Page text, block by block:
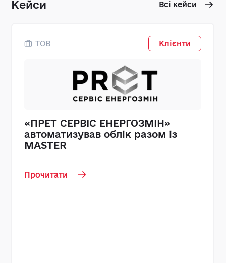
Кейси Всі кейси
ТОВ Клієнти
«ПРЕТ СЕРВІС ЕНЕРГОЗМІН»
автоматизував облік разом із
MASTER
Прочитати